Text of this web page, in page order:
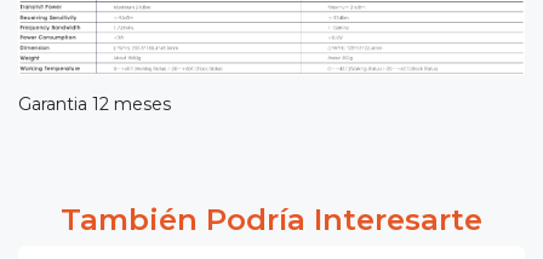
Garantia 12 meses
También Podría Interesarte